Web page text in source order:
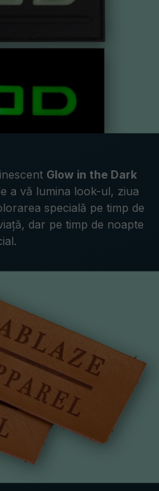
Glow in the Dark
a vă lumina look-ul, ziua
specială pe timp de
dar pe timp de noapte